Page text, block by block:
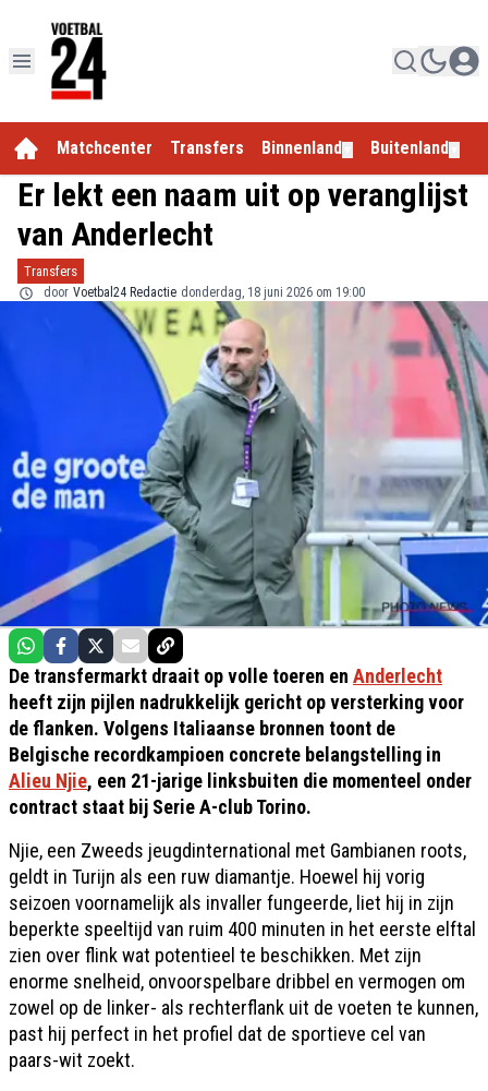
Matchcenter Transfers Binnenland Buitenland
Er lekt een naam uit op veranglijst
van Anderlecht
Transfers
door Voetbal24 Redactie donderdag, 18 juni 2026 om 19:00
De transfermarkt draait op volle toeren en Anderlecht
heeft zijn pijlen nadrukkelijk gericht op versterking voor
de flanken. Volgens Italiaanse bronnen toont de
Belgische recordkampioen concrete belangstelling in
Alieu Njie, een 21-jarige linksbuiten die momenteel onder
contract staat bij Serie A-club Torino.
Njie, een Zweeds jeugdinternational met Gambianen roots,
geldt in Turijn als een ruw diamantje. Hoewel hij vorig
seizoen voornamelijk als invaller fungeerde, liet hij in zijn
beperkte speeltijd van ruim 400 minuten in het eerste elftal
zien over flink wat potentieel te beschikken. Met zijn
enorme snelheid, onvoorspelbare dribbel en vermogen om
zowel op de linker- als rechterflank uit de voeten te kunnen,
past hij perfect in het profiel dat de sportieve cel van
paars-wit zoekt.